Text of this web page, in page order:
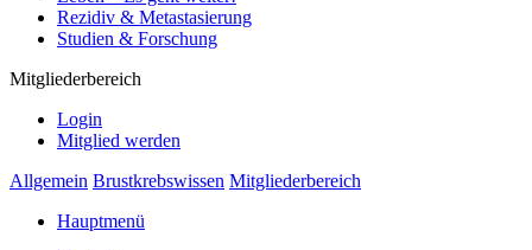
Rezidiv & Metastasierung
Studien & Forschung
Mitgliederbereich
Login
Mitglied werden
Allgemein Brustkrebswissen Mitgliederbereich
Hauptmenü